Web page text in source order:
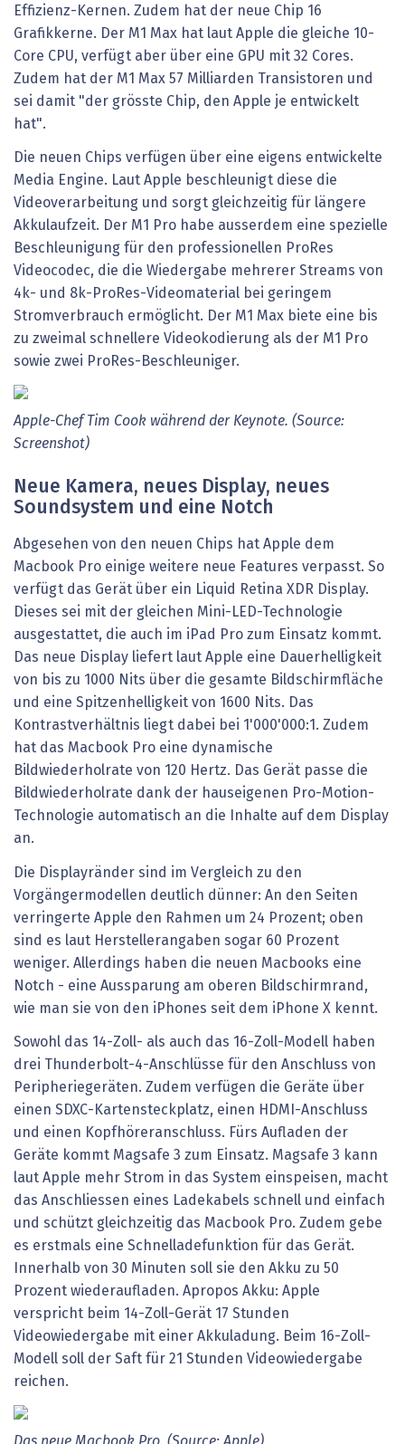
Effizienz-Kernen. Zudem hat der neue Chip 16
Grafikkerne. Der M1 Max hat laut Apple die gleiche 10-
Core CPU, verfügt aber über eine GPU mit 32 Cores.
Zudem hat der M1 Max 57 Milliarden Transistoren und
sei damit "der grösste Chip, den Apple je entwickelt
hat".
Die neuen Chips verfügen über eine eigens entwickelte
Media Engine. Laut Apple beschleunigt diese die
Videoverarbeitung und sorgt gleichzeitig für längere
Akkulaufzeit. Der M1 Pro habe ausserdem eine spezielle
Beschleunigung für den professionellen ProRes
Videocodec, die die Wiedergabe mehrerer Streams von
4k- und 8k-ProRes-Videomaterial bei geringem
Stromverbrauch ermöglicht. Der M1 Max biete eine bis
zu zweimal schnellere Videokodierung als der M1 Pro
sowie zwei ProRes-Beschleuniger.
Apple-Chef Tim Cook während der Keynote. (Source:
Screenshot)
Neue Kamera, neues Display, neues
Soundsystem und eine Notch
Abgesehen von den neuen Chips hat Apple dem
Macbook Pro einige weitere neue Features verpasst. So
verfügt das Gerät über ein Liquid Retina XDR Display.
Dieses sei mit der gleichen Mini-LED-Technologie
ausgestattet, die auch im iPad Pro zum Einsatz kommt.
Das neue Display liefert laut Apple eine Dauerhelligkeit
von bis zu 1000 Nits über die gesamte Bildschirmfläche
und eine Spitzenhelligkeit von 1600 Nits. Das
Kontrastverhältnis liegt dabei bei 1'000'000:1. Zudem
hat das Macbook Pro eine dynamische
Bildwiederholrate von 120 Hertz. Das Gerät passe die
Bildwiederholrate dank der hauseigenen Pro-Motion-
Technologie automatisch an die Inhalte auf dem Display
an.
Die Displayränder sind im Vergleich zu den
Vorgängermodellen deutlich dünner: An den Seiten
verringerte Apple den Rahmen um 24 Prozent; oben
sind es laut Herstellerangaben sogar 60 Prozent
weniger. Allerdings haben die neuen Macbooks eine
Notch - eine Aussparung am oberen Bildschirmrand,
wie man sie von den iPhones seit dem iPhone X kennt.
Sowohl das 14-Zoll- als auch das 16-Zoll-Modell haben
drei Thunderbolt-4-Anschlüsse für den Anschluss von
Peripheriegeräten. Zudem verfügen die Geräte über
einen SDXC-Kartensteckplatz, einen HDMI-Anschluss
und einen Kopfhöreranschluss. Fürs Aufladen der
Geräte kommt Magsafe 3 zum Einsatz. Magsafe 3 kann
laut Apple mehr Strom in das System einspeisen, macht
das Anschliessen eines Ladekabels schnell und einfach
und schützt gleichzeitig das Macbook Pro. Zudem gebe
es erstmals eine Schnelladefunktion für das Gerät.
Innerhalb von 30 Minuten soll sie den Akku zu 50
Prozent wiederaufladen. Apropos Akku: Apple
verspricht beim 14-Zoll-Gerät 17 Stunden
Videowiedergabe mit einer Akkuladung. Beim 16-Zoll-
Modell soll der Saft für 21 Stunden Videowiedergabe
reichen.